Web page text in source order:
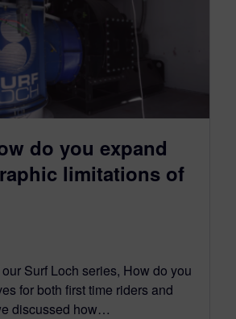
do you expand
limitations of
Surf Loch series, How do you
for both first time riders and
discussed how…